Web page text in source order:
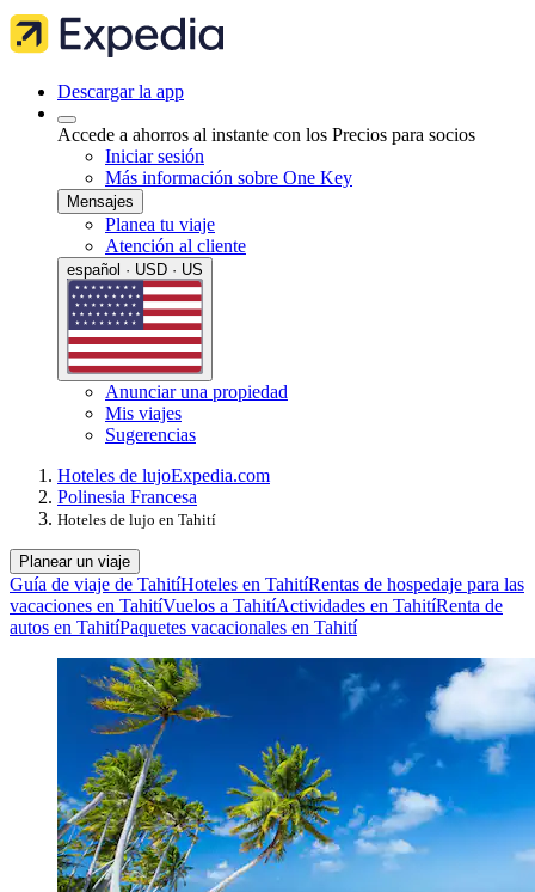
Descargar la app
Accede a ahorros al instante con los Precios para socios
Iniciar sesión
Más información sobre One Key
Mensajes
Planea tu viaje
Atención al cliente
español · USD · US
Anunciar una propiedad
Mis viajes
Sugerencias
Hoteles de lujoExpedia.com
Polinesia Francesa
Hoteles de lujo en Tahití
Planear un viaje
Guía de viaje de TahitíHoteles en TahitíRentas de hospedaje para las
vacaciones en TahitíVuelos a TahitíActividades en TahitíRenta de
autos en TahitíPaquetes vacacionales en Tahití